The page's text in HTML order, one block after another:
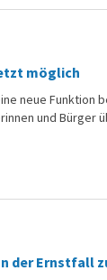
möglich
neue Funktion
und Bürger
der Ernstfall